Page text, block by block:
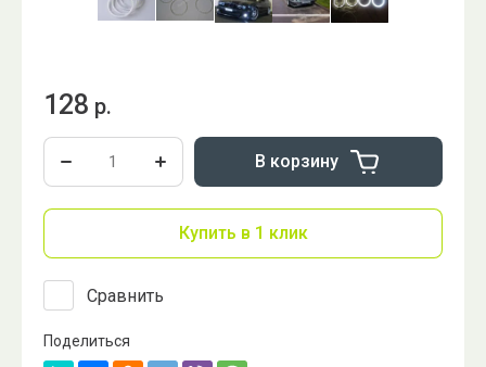
128 р.
В корзину
Купить в 1 клик
Сравнить
Поделиться